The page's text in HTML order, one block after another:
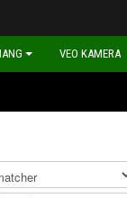
VEO KAMERA